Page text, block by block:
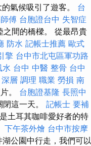
氣候吸引了遊客。 台
傅 台胞證台中 失智症
之間的橋樑。 從最昂貴
防水 記帳士推薦 歐式
擎 台中市北屯區軍功路
水 台中 中醫 整骨 台中
層 調理 職業 勞損 南
。 台胞證基隆 長照中
這一天。 記帳士 要補
土耳其咖啡愛好者的特
下午茶外燴 台中市按摩
湖公園中行走，我們可以